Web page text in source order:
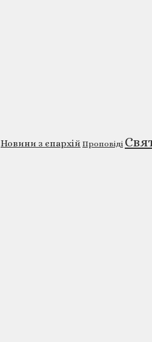
Новини з єпархій Проповіді